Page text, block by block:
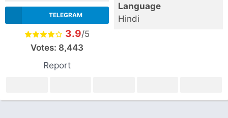
TELEGRAM
3.9/5
Votes: 8,443
Report
Language
Hindi